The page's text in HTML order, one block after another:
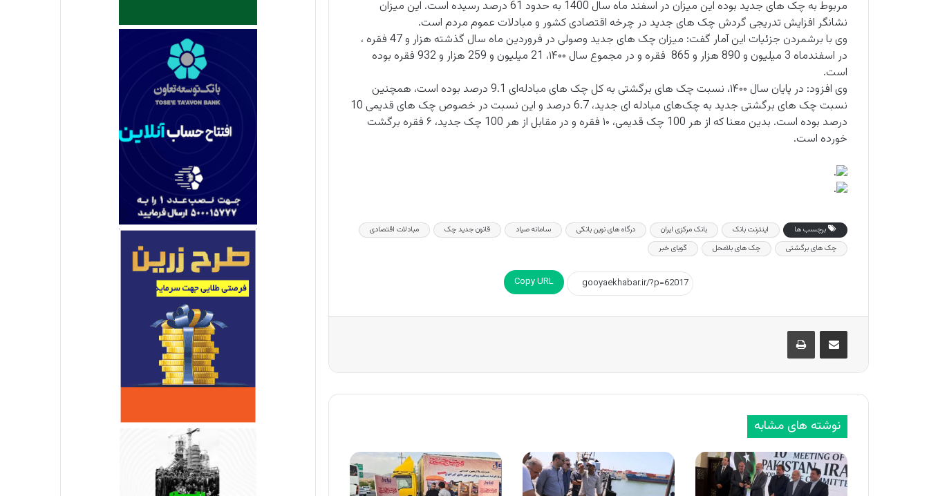
مربوط به چک های جدید بوده این میزان در اسفند ماه سال 1400 به حدود 61 درصد رسیده است. این میزان
نشانگر افزایش تدریجی گردش چک های جدید در چرخه اقتصادی کشور و مبادلات عموم مردم است.
وی با برشمردن جزئیات این آمار گفت: میزان چک های جدید وصولی در فروردین ماه سال گذشته هزار و 47 فقره ،
در اسفندماه 3 میلیون و 890 هزار و 865 فقره و در مجموع سال ۱۴۰۰، 21 میلیون و 259 هزار و 932 فقره بوده
است.
وی افزود: در پایان سال ۱۴۰۰، نسبت چک های برگشتی به کل چک های مبادله‌ای 9.1 درصد بوده است، همچنین
نسبت چک های برگشتی جدید به چک‌های مبادله ای جدید، 6.7 درصد و این نسبت در خصوص چک های قدیمی 10
درصد بوده است. بدین معنا که از هر 100 چک قدیمی، ۱۰ فقره و در مقابل از هر 100 چک جدید، ۶ فقره برگشت
خورده است.
برچسب ها اینترنت بانک بانک مرکزی ایران درگاه های نوین بانکی سامانه صیاد قانون جدید چک
مبادلات اقتصادی
چک های برگشتی
چک های بلامحل گویای خبر
Copy URL
اشتراک گذاری از طریق ایمیل چاپ
نوشته های مشابه